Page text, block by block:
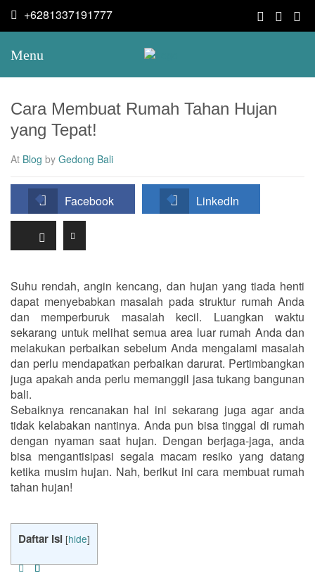
+6281337191777
Menu
Cara Membuat Rumah Tahan Hujan
yang Tepat!
At Blog by Gedong Bali
Facebook LinkedIn
Suhu rendah, angin kencang, dan hujan yang tiada henti
dapat menyebabkan masalah pada struktur rumah Anda
dan memperburuk masalah kecil. Luangkan waktu
sekarang untuk melihat semua area luar rumah Anda dan
melakukan perbaikan sebelum Anda mengalami masalah
dan perlu mendapatkan perbaikan darurat. Pertimbangkan
juga apakah anda perlu memanggil jasa tukang bangunan
bali.
Sebaiknya rencanakan hal ini sekarang juga agar anda
tidak kelabakan nantinya. Anda pun bisa tinggal di rumah
dengan nyaman saat hujan. Dengan berjaga-jaga, anda
bisa mengantisipasi segala macam resiko yang datang
ketika musim hujan. Nah, berikut ini cara membuat rumah
tahan hujan!
Daftar Isi [hide]